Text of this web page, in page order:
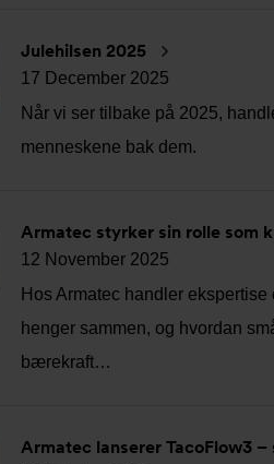
Julehilsen 2025
17 December 2025
Når vi ser tilbake på 2025,
menneskene bak dem.
Armatec styrker sin rolle som
12 November 2025
Hos Armatec handler
henger sammen, og hvordan
bærekraft…
Armatec lanserer TacoFlow3